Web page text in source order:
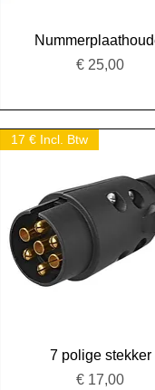
Snel overzicht
Prijs
€ 25,00
Snel overzicht
17 € Incl. Btw
7 polige stekker
Prijs
€ 17,00